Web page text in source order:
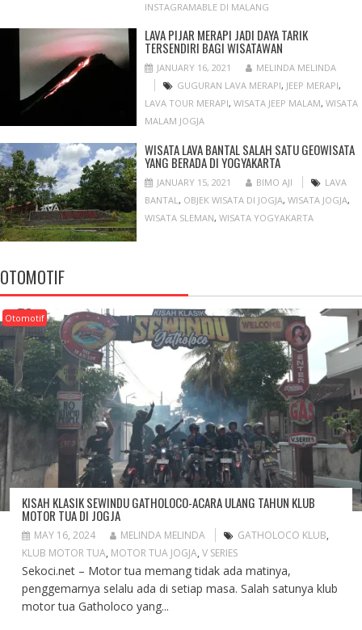
INSTAGRAMABLE DI MALANG
LAVA PIJAR MERAPI JADI DAYA TARIK
TERSENDIRI BAGI WISATAWAN
JANUARY 16, 2021
MELINDA MELINDA
GUGURAN LAVA MERAPI, JEEP MERAPI,
LAVA TOUR MERAPI,WISATA JEEP MALAM,WISATA
MALAM JOGJA
WISATA LAVA BANTAL SALAH SATU GEOWISATA
YANG BERADA DI YOGYAKARTA
JANUARY 15, 2021 BIMO AJI
LAVA
BANTAL, OBJEK WISATA DI JOGJA,WISATA JOGJA,
WISATA SLEMAN,WISATA YOGYAKARTA
OTOMOTIF
Otomotif
KISAH KLASIK SEWINDU GATHOLOCO-ACARA ULANG TAHUN KLUB
MOTOR TUA DI JOGJA
MAY 16, 2024 MELINDA MELINDA GATHOLOCO KLUB,
KLUB MOTOR TUA, MOTOR TUA JOGJA, V SERIES
Sekoci.net – Motor tua memang tidak ada matinya,
penggemarnya selalu ada di setiap masa. Salah satunya klub
motor tua Gatholoco yang...